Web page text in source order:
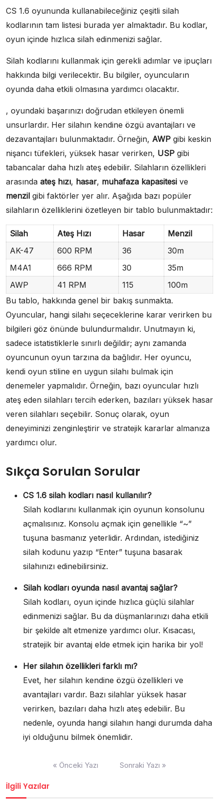
CS 1.6 oyununda kullanabileceğiniz çeşitli silah
kodlarının tam listesi burada yer almaktadır. Bu kodlar,
oyun içinde hızlıca silah edinmenizi sağlar.
Silah kodlarını kullanmak için gerekli adımlar ve ipuçları
hakkında bilgi verilecektir. Bu bilgiler, oyuncuların
oyunda daha etkili olmasına yardımcı olacaktır.
, oyundaki başarınızı doğrudan etkileyen önemli
unsurlardır. Her silahın kendine özgü avantajları ve
dezavantajları bulunmaktadır. Örneğin, AWP gibi keskin
nişancı tüfekleri, yüksek hasar verirken, USP gibi
tabancalar daha hızlı ateş edebilir. Silahların özellikleri
arasında ateş hızı, hasar, muhafaza kapasitesi ve
menzil gibi faktörler yer alır. Aşağıda bazı popüler
silahların özelliklerini özetleyen bir tablo bulunmaktadır:
Silah Ateş Hızı Hasar
Menzil
AK-47
600 RPM 36
30m
M4A1
666 RPM 30
35m
AWP
41 RPM 115
100m
Bu tablo, hakkında genel bir bakış sunmakta.
Oyuncular, hangi silahı seçeceklerine karar verirken bu
bilgileri göz önünde bulundurmalıdır. Unutmayın ki,
sadece istatistiklerle sınırlı değildir; aynı zamanda
oyuncunun oyun tarzına da bağlıdır. Her oyuncu,
kendi oyun stiline en uygun silahı bulmak için
denemeler yapmalıdır. Örneğin, bazı oyuncular hızlı
ateş eden silahları tercih ederken, bazıları yüksek hasar
veren silahları seçebilir. Sonuç olarak, oyun
deneyiminizi zenginleştirir ve stratejik kararlar almanıza
yardımcı olur.
Sıkça Sorulan Sorular
CS 1.6 silah kodları nasıl kullanılır?
Silah kodlarını kullanmak için oyunun konsolunu
açmalısınız. Konsolu açmak için genellikle “~”
tuşuna basmanız yeterlidir. Ardından, istediğiniz
silah kodunu yazıp “Enter” tuşuna basarak
silahınızı edinebilirsiniz.
Silah kodları oyunda nasıl avantaj sağlar?
Silah kodları, oyun içinde hızlıca güçlü silahlar
edinmenizi sağlar. Bu da düşmanlarınızı daha etkili
bir şekilde alt etmenize yardımcı olur. Kısacası,
stratejik bir avantaj elde etmek için harika bir yol!
Her silahın özellikleri farklı mı?
Evet, her silahın kendine özgü özellikleri ve
avantajları vardır. Bazı silahlar yüksek hasar
verirken, bazıları daha hızlı ateş edebilir. Bu
nedenle, oyunda hangi silahın hangi durumda daha
iyi olduğunu bilmek önemlidir.
« Önceki Yazı Sonraki Yazı »
İlgili Yazılar